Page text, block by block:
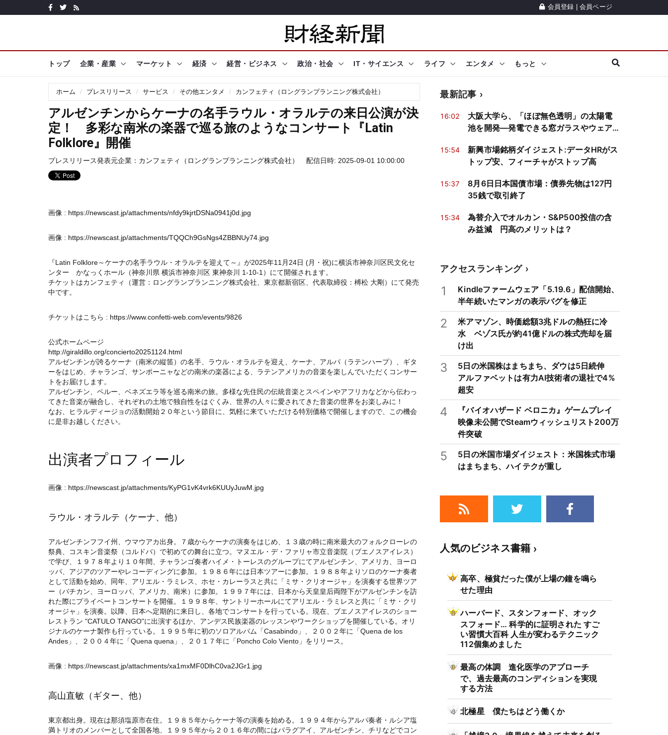
会員登録 会員ページ
トップ 企業・産業 マーケット 経済 経営・ビジネス 政治・社会 IT・サイエンス ライフ エンタメ もっと
ホーム プレスリリース サービス その他エンタメ カンフェティ（ロングランプランニング株式会社）
アルゼンチンからケーナの名手ラウル・オラルテの来日公演が決
定！ 多彩な南米の楽器で巡る旅のようなコンサート『Latin
Folklore』開催
プレスリリース発表元企業： カンフェティ（ロングランプランニング株式会社） 配信日時: 2025-09-01 10:00:00
画像 : https://newscast.jp/attachments/nfdy9kjrtDSNa0941j0d.jpg
画像 : https://newscast.jp/attachments/TQQCh9GsNgs4ZBBNUy74.jpg
『Latin Folklore～ケーナの名手ラウル・オラルテを迎えて～』が2025年11月24日 (月・祝)に横浜市神奈川区民文化セ
ンター かなっくホール（神奈川県 横浜市神奈川区 東神奈川 1-10-1）にて開催されます。
チケットはカンフェティ（運営：ロングランプランニング株式会社、東京都新宿区、代表取締役：榑松 大剛）にて発売
中です。
チケットはこちら : https://www.confetti-web.com/events/9826
公式ホームページ
http://giraldillo.org/concierto20251124.html
アルゼンチンが誇るケーナ（南米の縦笛）の名手、ラウル・オラルテを迎え、ケーナ、アルパ（ラテンハープ）、ギタ
ーをはじめ、チャランゴ、サンポーニャなどの南米の楽器による、ラテンアメリカの音楽を楽しんでいただくコンサー
トをお届けします。
アルゼンチン、ペルー、ベネズエラ等を巡る南米の旅。多様な先住民の伝統音楽とスペインやアフリカなどから伝わっ
てきた音楽が融合し、それぞれの土地で独自性をはぐくみ、世界の人々に愛されてきた音楽の世界をお楽しみに！
なお、ヒラルディージョの活動開始２０年という節目に、気軽に来ていただける特別価格で開催しますので、この機会
に是非お越しください。
出演者プロフィール
画像 : https://newscast.jp/attachments/KyPG1vK4vrk6KUUyJuwM.jpg
ラウル・オラルテ（ケーナ、他）
アルゼンチンフフイ州、ウマウアカ出身。７歳からケーナの演奏をはじめ、１３歳の時に南米最大のフォルクローレの
祭典、コスキン音楽祭（コルドバ）で初めての舞台に立つ。マヌエル・デ・ファリャ市立音楽院（ブエノスアイレス）
で学び、１９７８年より１０年間、チャランゴ奏者ハイメ・トーレスのグループにてアルゼンチン、アメリカ、ヨーロ
ッパ、アジアのツアーやレコーディングに参加。１９８６年には日本ツアーに参加。１９８８年よりソロのケーナ奏者
として活動を始め、同年、アリエル・ラミレス、ホセ・カレーラスと共に「ミサ・クリオージャ」を演奏する世界ツア
ー（バチカン、ヨーロッパ、アメリカ、南米）に参加。１９９７年には、日本から天皇皇后両陛下がアルゼンチンを訪
れた際にプライベートコンサートを開催。１９９８年、サントリーホールにてアリエル・ラミレスと共に「ミサ・クリ
オージャ」を演奏。以降、日本へ定期的に来日し、各地でコンサートを行っている。現在、ブエノスアイレスのショー
レストラン "CATULO TANGO"に出演するほか、アンデス民族楽器のレッスンやワークショップを開催している。オリ
ジナルのケーナ製作も行っている。１９９５年に初のソロアルバム「Casabindo」、２００２年に「Quena de los
Andes」、２００４年に「Quena quena」、２０１７年に「Poncho Colo Viento」をリリース。
画像 : https://newscast.jp/attachments/xa1mxMF0DlhC0va2JGr1.jpg
高山直敏（ギター、他）
東京都出身。現在は那須塩原市在住。１９８５年からケーナ等の演奏を始める。１９９４年からアルパ奏者・ルシア塩
満トリオのメンバーとして全国各地、１９９５年から２０１６年の間にはパラグアイ、アルゼンチン、チリなどでコン
最新記事
16:02
大阪大学ら、「ほぼ無色透明」の太陽電
池を開発―発電できる窓ガラスやウェア
15:54
新興市場銘柄ダイジェスト:データHRがス
トップ安、フィーチャがストップ高
15:37
8月6日日本国債市場：債券先物は127円
35銭で取引終了
15:34
為替介入でオルカン・S&P500投信の含
み益減 円高のメリットは？
アクセスランキング
1
Kindleファームウェア「5.19.6」配信開始、
半年続いたマンガの表示バグを修正
2
米アマゾン、時価総額3兆ドルの熱狂に冷
水 ベゾス氏が約41億ドルの株式売却を届
け出
3
5日の米国株はまちまち、ダウは5日続伸
アルファベットは有力AI技術者の退社で4%
超安
4
『バイオハザード ベロニカ』ゲームプレイ
映像未公開でSteamウィッシュリスト200万
件突破
5
5日の米国市場ダイジェスト：米国株式市場
はまちまち、ハイテクが重し
人気のビジネス書籍
高卒、極貧だった僕が上場の鐘を鳴ら
せた理由
ハーバード、スタンフォード、オック
スフォード… 科学的に証明された すご
い習慣大百科 人生が変わるテクニック
112個集めました
最高の体調 進化医学のアプローチ
で、過去最高のコンディションを実現
する方法
北極星 僕たちはどう働くか